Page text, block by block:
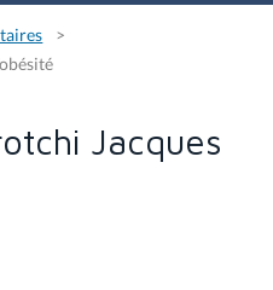
Jacques